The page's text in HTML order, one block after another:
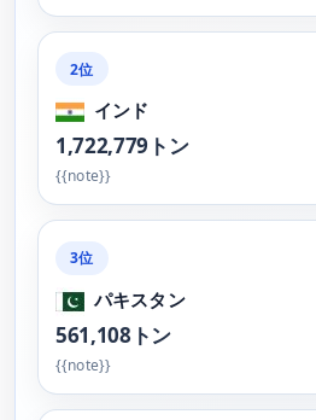
2位
インド
1,722,779トン
{{note}}
3位
パキスタン
561,108トン
{{note}}